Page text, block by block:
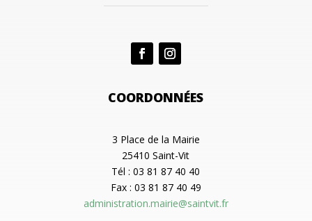
COORDONNÉES
3 Place de la Mairie
25410 Saint-Vit
Tél : 03 81 87 40 40
Fax : 03 81 87 40 49
administration.mairie@saintvit.fr